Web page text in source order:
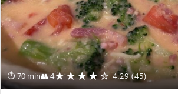
⏱ 70 min👥 4★★★★☆ 4.29 (45)